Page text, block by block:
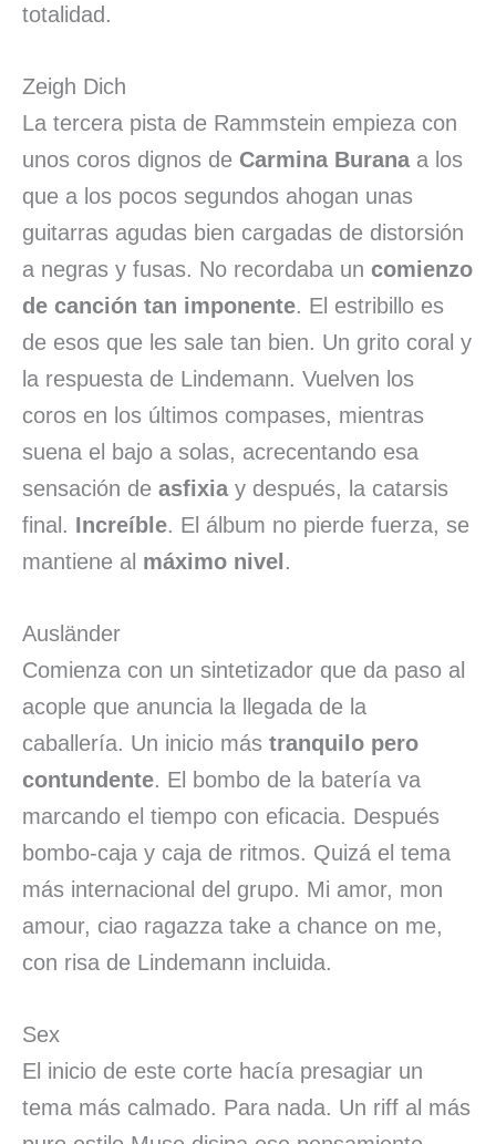
totalidad.
Zeigh Dich
La tercera pista de Rammstein empieza con
unos coros dignos de Carmina Buranaa los
que a los pocos segundos ahogan unas
guitarras agudas bien cargadas de distorsión
a negras y fusas. No recordaba un comienzo
de canción tan imponente. El estribillo es
de esos que les sale tan bien. Un grito coral y
la respuesta de Lindemann. Vuelven los
coros en los últimos compases, mientras
suena el bajo a solas, acrecentando esa
sensación de asfixiay después, la catarsis
final. Increíble. El álbum no pierde fuerza, se
mantiene al máximo nivel.
Ausländer
Comienza con un sintetizador que da paso al
acople que anuncia la llegada de la
caballería. Un inicio más tranquilo pero
contundente. El bombo de la batería va
marcando el tiempo con eficacia. Después
bombo-caja y caja de ritmos. Quizá el tema
más internacional del grupo. Mi amor, mon
amour, ciao ragazza take a chance on me,
con risa de Lindemann incluida.
Sex
El inicio de este corte hacía presagiar un
tema más calmado. Para nada. Un riff al más